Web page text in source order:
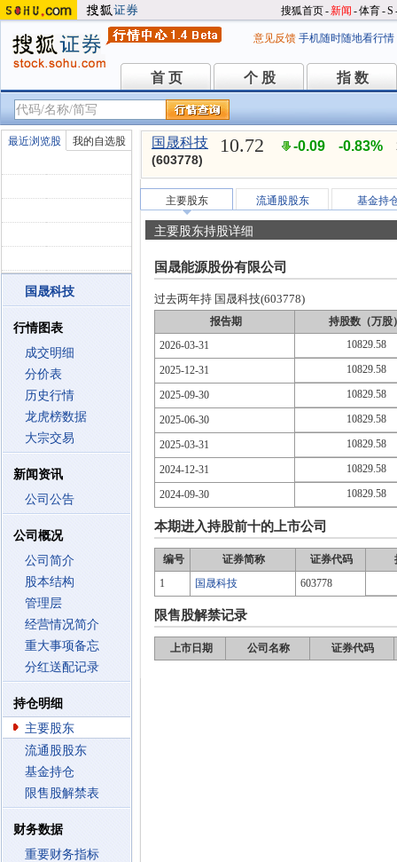
搜狐首页-新闻 -体育-S
意见反馈 手机随时随地看行情
首 页
首 页 个 股
个 股 指 数
指 数
最近浏览股 我的自选股
国晟科技
行情图表
成交明细
分价表
历史行情
龙虎榜数据
大宗交易
新闻资讯
公司公告
公司概况
公司简介
股本结构
管理层
经营情况简介
重大事项备忘
分红送配记录
持仓明细
主要股东
流通股股东
基金持仓
限售股解禁表
财务数据
重要财务指标
国晟科技
(603778)
10.72 -0.09 -0.83%
主要股东 流通股股东 基金持
主要股东持股详细
国晟能源股份有限公司
过去两年持 国晟科技(603778)
报告期
持股数（万股
2026-03-31
10829.58
2025-12-31 10829.58
2025-09-30 10829.58
2025-06-30 10829.58
2025-03-31 10829.58
2024-12-31 10829.58
2024-09-30 10829.58
本期进入持股前十的上市公司
编号 证券简称 证券代码
1
国晟科技 603778
限售股解禁记录
上市日期 公司名称 证券代码